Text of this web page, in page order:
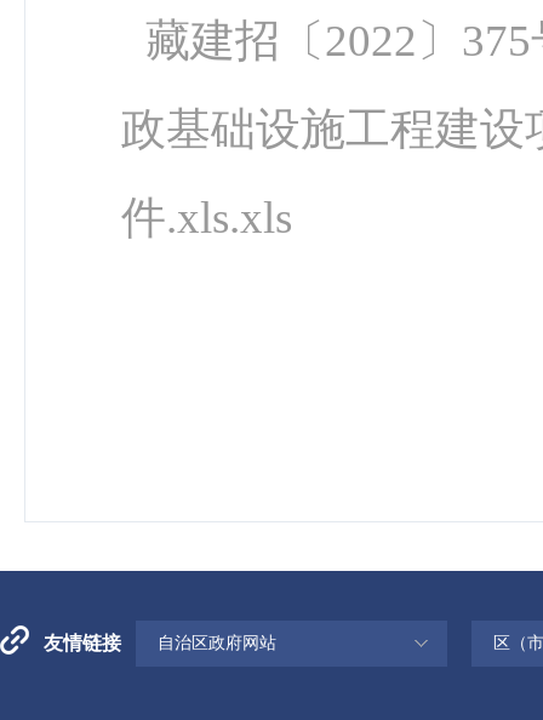
藏建招〔2022〕
政基础设施工程建
件.xls.xls
友情链接 自治区政府网站 区（